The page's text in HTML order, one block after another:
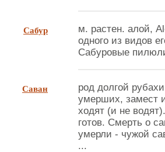
Сабур
м. растен. алой,
одного из видов
Сабуровые
Саван
род долгой
умерших, замест
ходят (и не
готов. Смерть о
умерли - чужой
...